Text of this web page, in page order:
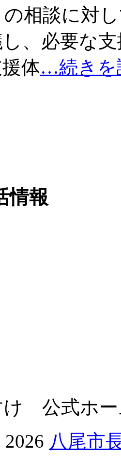
相談に対
、必要な
体…続きを
情報
け 公式ホー
八尾市